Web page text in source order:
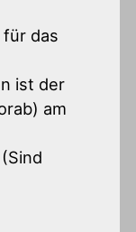
das
ist der
am